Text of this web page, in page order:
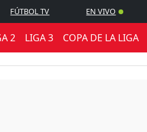
FÚTBOL TV EN VIVO
2 LIGA 3 COPA DE LA LIGA